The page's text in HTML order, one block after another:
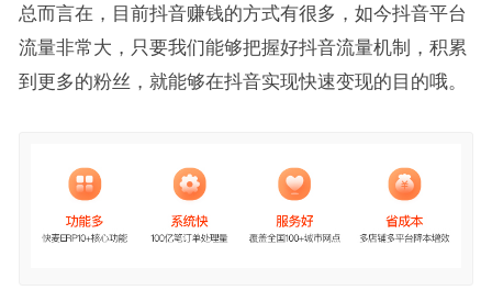
总而言在，目前抖音赚钱的方式有很多，如今抖音平台
流量非常大，只要我们能够把握好抖音流量机制，积累
到更多的粉丝，就能够在抖音实现快速变现的目的哦。